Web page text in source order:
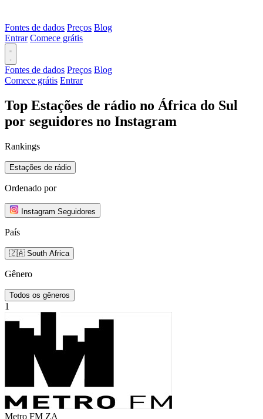
Fontes de dados Preços Blog
Entrar Comece grátis
Fontes de dados Preços Blog
Comece grátis Entrar
Top Estações de rádio no África do Sul
por seguidores no Instagram
Rankings
Estações de rádio
Ordenado por
Instagram Seguidores
País
🇿🇦 South Africa
Gênero
Todos os gêneros
1
Metro FM ZA